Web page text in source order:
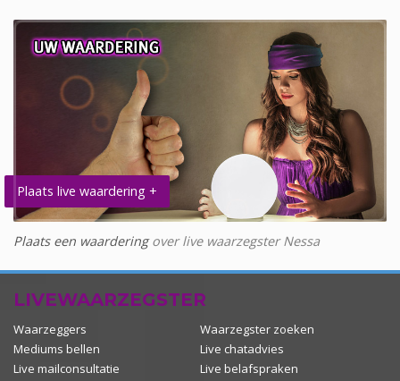
Plaats live waardering +
Plaats een waarderingover live waarzegster Nessa
LIVEWAARZEGSTER
Waarzeggers
Waarzegster zoeken
Mediums bellen
Live chatadvies
Live mailconsultatie
Live belafspraken